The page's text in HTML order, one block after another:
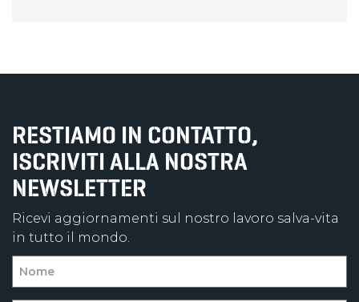
RESTIAMO IN CONTATTO,
ISCRIVITI ALLA NOSTRA
NEWSLETTER
Ricevi aggiornamenti sul nostro lavoro salva-vita
in tutto il mondo.